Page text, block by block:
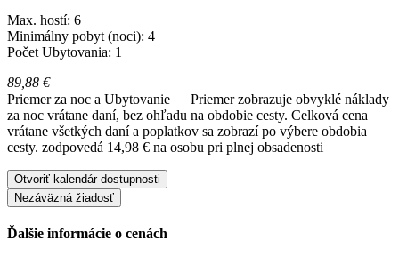
Max. hostí: 6
Minimálny pobyt (noci): 4
Počet Ubytovania: 1
89,88 €
Priemer za noc a Ubytovanie
Priemer zobrazuje obvyklé náklady
za noc vrátane daní, bez ohľadu na obdobie cesty. Celková cena
vrátane všetkých daní a poplatkov sa zobrazí po výbere obdobia
cesty. zodpovedá 14,98 € na osobu pri plnej obsadenosti
Otvoriť kalendár dostupnosti
Nezáväzná žiadosť
Ďalšie informácie o cenách